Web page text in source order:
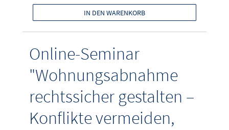
IN DEN WARENKORB
Online-Seminar
"Wohnungsabnahme
rechtssicher gestalten –
Konflikte vermeiden,